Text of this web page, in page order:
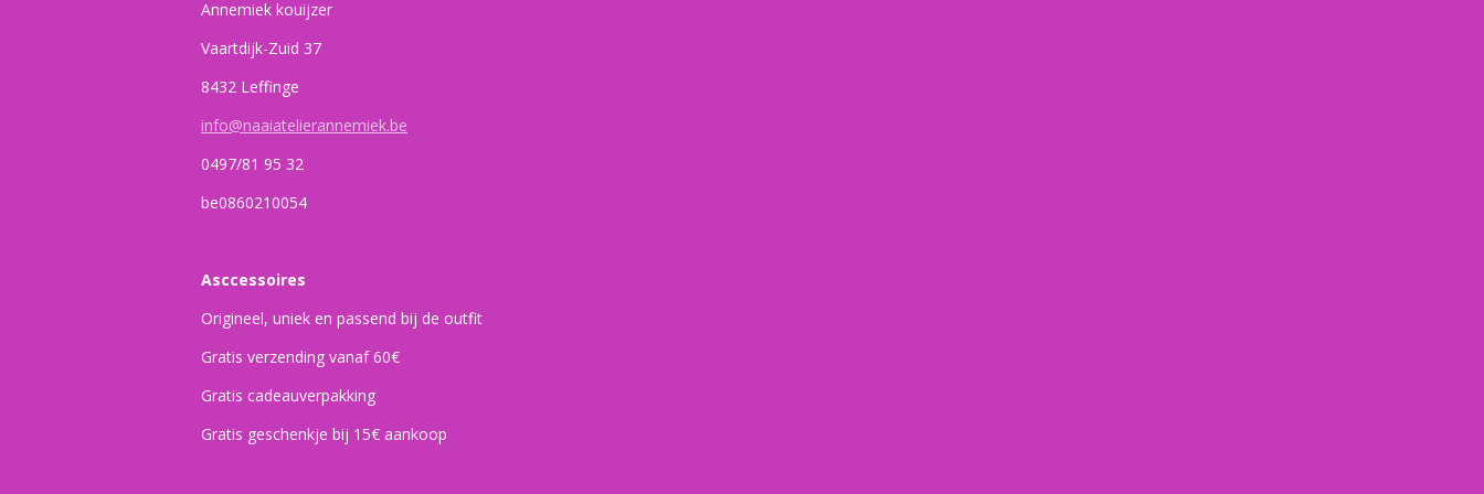
Annemiek kouijzer
Vaartdijk-Zuid 37
8432 Leffinge
info@naaiatelierannemiek.be
0497/81 95 32
be0860210054
Asccessoires
Origineel, uniek en passend bij de outfit
Gratis verzending vanaf 60€
Gratis cadeauverpakking
Gratis geschenkje bij 15€ aankoop